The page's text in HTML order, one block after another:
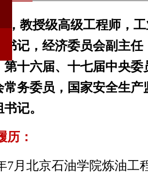
，教授级高级工程师，
书记，经济委员会副主
第十六届、十七届中央
常务委员，国家安全生产
记。
历：
7月北京石油学院炼油工